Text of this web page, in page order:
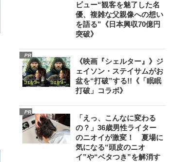
ビュー“観客を魅了した名
優、複雑な父親像への想い
を語る”《日本興収70億円
突破》
PR
《映画『シェルター』》ジ
ェイソン・ステイサムがお
盆を“打破”する!!《「眠眠
打破」コラボ》
PR
「えっ、こんなに変わる
の？」36歳男性ライター
のニオイが激変！ 夏場に
気になる“頭皮のニオ
イ”や“ベタつき”を解消す